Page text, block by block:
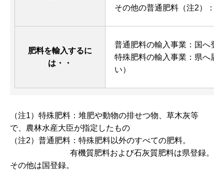
その他の普通肥料（注2）：
肥料を輸入するに
は・・
普通肥料の輸入事業：国へ登
特殊肥料の輸入事業：県へ届
い）
（注1）特殊肥料：堆肥や動物の排せつ物、草木灰等
で、農林水産大臣が指定したもの
（注2）普通肥料：特殊肥料以外のすべての肥料。
有機質肥料および石灰質肥料は県登録。
その他は国登録。